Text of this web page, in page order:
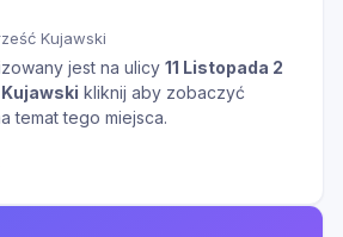
Kujawski
jest na ulicy 11 Listopada 2
kliknij aby zobaczyć
temat tego miejsca.